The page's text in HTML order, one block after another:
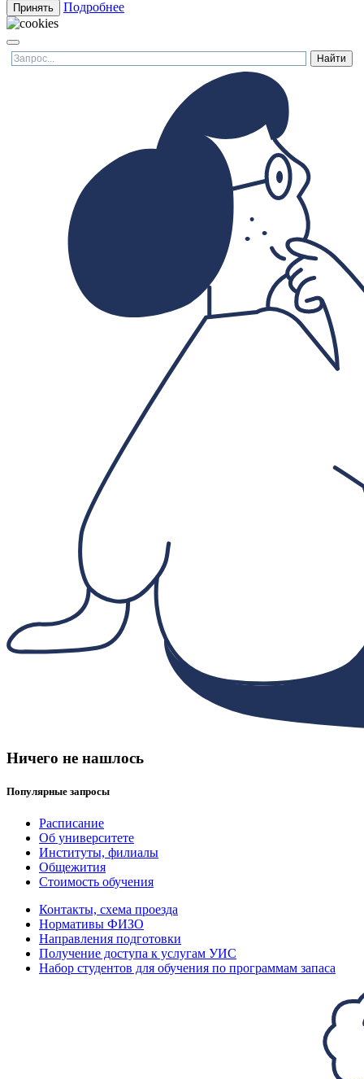
Принять Подробнее
Ничего не нашлось
Популярные запросы
Расписание
Об университете
Институты, филиалы
Общежития
Стоимость обучения
Контакты, схема проезда
Нормативы ФИЗО
Направления подготовки
Получение доступа к услугам УИС
Набор студентов для обучения по программам запаса